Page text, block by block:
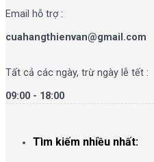
Email hỗ trợ :
cuahangthienvan@gmail.com
Tất cả các ngày, trừ ngày lễ tết :
09:00 - 18:00
Tìm kiếm nhiều nhất: